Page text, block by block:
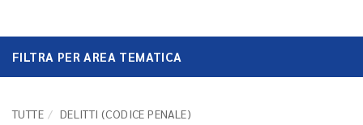
FILTRA PER AREA TEMATICA
TUTTE DELITTI (CODICE PENALE)